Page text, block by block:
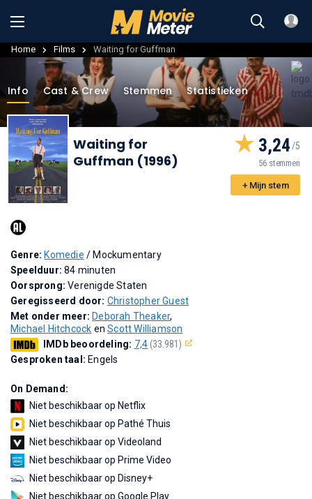
Home Films Waiting for Guffman
Info Cast & Crew Stemmen Statistieken
Waiting for
Guffman (1996)
3,24
56 stemmen
+ Mijn stem
Genre: Komedie / Mockumentary
Speelduur:84 minuten
Oorsprong:Verenigde Staten
Geregisseerd door: Christopher Guest
Met onder meer: Deborah Theaker,
Michael Hitchcock enScott Williamson
IMDb beoordeling: 7,4(33.981)
Gesproken taal: Engels
On Demand:
Niet beschikbaar op Netflix
Niet beschikbaar op Pathé Thuis
Niet beschikbaar op Videoland
Niet beschikbaar op Prime Video
Niet beschikbaar op Disney+
Niet beschikbaar op Google Play